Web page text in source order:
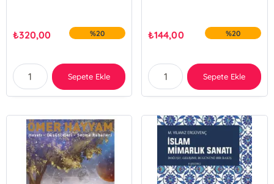
₺320,00 %20
Sepete Ekle
₺144,00 %20
Sepete Ekle